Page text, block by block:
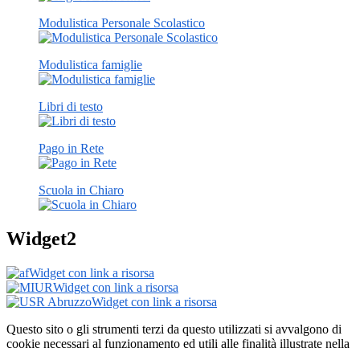
Modulistica Personale Scolastico
Modulistica famiglie
Libri di testo
Pago in Rete
Scuola in Chiaro
Widget2
Widget con link a risorsa
Widget con link a risorsa
Widget con link a risorsa
Questo sito o gli strumenti terzi da questo utilizzati si avvalgono di
cookie necessari al funzionamento ed utili alle finalità illustrate nella